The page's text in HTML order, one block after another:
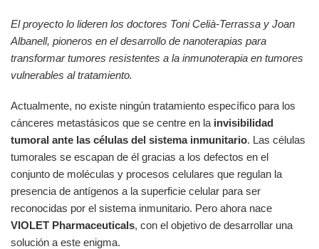
El proyecto lo lideren los doctores Toni Celià-Terrassa y Joan
Albanell, pioneros en el desarrollo de nanoterapias para
transformar tumores resistentes a la inmunoterapia en tumores
vulnerables al tratamiento.
Actualmente, no existe ningún tratamiento específico para los
cánceres metastásicos que se centre en la invisibilidad
tumoral ante las células del sistema inmunitario. Las células
tumorales se escapan de él gracias a los defectos en el
conjunto de moléculas y procesos celulares que regulan la
presencia de antígenos a la superficie celular para ser
reconocidas por el sistema inmunitario. Pero ahora nace
VIOLET Pharmaceuticals, con el objetivo de desarrollar una
solución a este enigma.